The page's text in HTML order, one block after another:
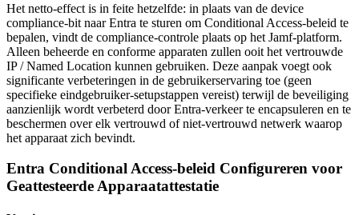
Het netto-effect is in feite hetzelfde: in plaats van de device
compliance-bit naar Entra te sturen om Conditional Access-beleid te
bepalen, vindt de compliance-controle plaats op het Jamf-platform.
Alleen beheerde en conforme apparaten zullen ooit het vertrouwde
IP / Named Location kunnen gebruiken. Deze aanpak voegt ook
significante verbeteringen in de gebruikerservaring toe (geen
specifieke eindgebruiker-setupstappen vereist) terwijl de beveiliging
aanzienlijk wordt verbeterd door Entra-verkeer te encapsuleren en te
beschermen over elk vertrouwd of niet-vertrouwd netwerk waarop
het apparaat zich bevindt.
Entra Conditional Access-beleid Configureren voor
Geattesteerde Apparaatattestatie